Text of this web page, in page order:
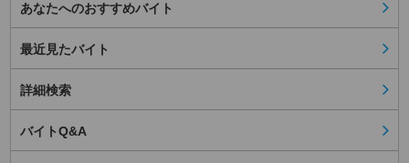
あなたへのおすすめバイト
最近見たバイト
詳細検索
バイトQ&A